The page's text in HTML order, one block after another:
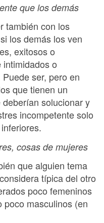
que los demás
también con los
los demás los ven
exitosos o
o
ser, pero en
que tienen un
solucionar y
incompetente solo
cosas de mujeres
que alguien tema
típica del otro
poco femeninos
poco masculinos (en